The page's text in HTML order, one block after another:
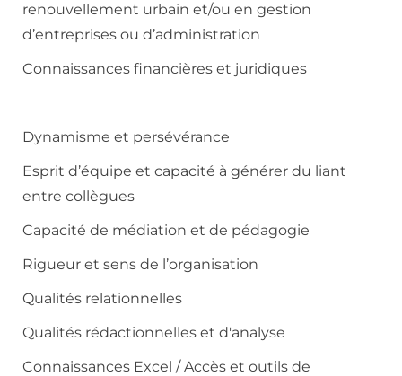
renouvellement urbain et/ou en gestion
d’entreprises ou d’administration
Connaissances financières et juridiques
Dynamisme et persévérance
Esprit d’équipe et capacité à générer du liant
entre collègues
Capacité de médiation et de pédagogie
Rigueur et sens de l’organisation
Qualités relationnelles
Qualités rédactionnelles et d'analyse
Connaissances Excel / Accès et outils de